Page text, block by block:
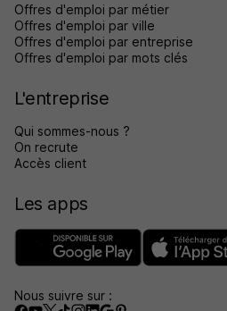
Offres d'emploi par métier
Offres d'emploi par ville
Offres d'emploi par entreprise
Offres d'emploi par mots clés
L'entreprise
Qui sommes-nous ?
On recrute
Accès client
Les apps
Nous suivre sur :